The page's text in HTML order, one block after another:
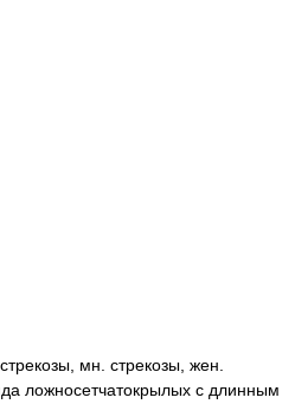
мн. стрекозы, жен.
ложносетчатокрылых с длинным